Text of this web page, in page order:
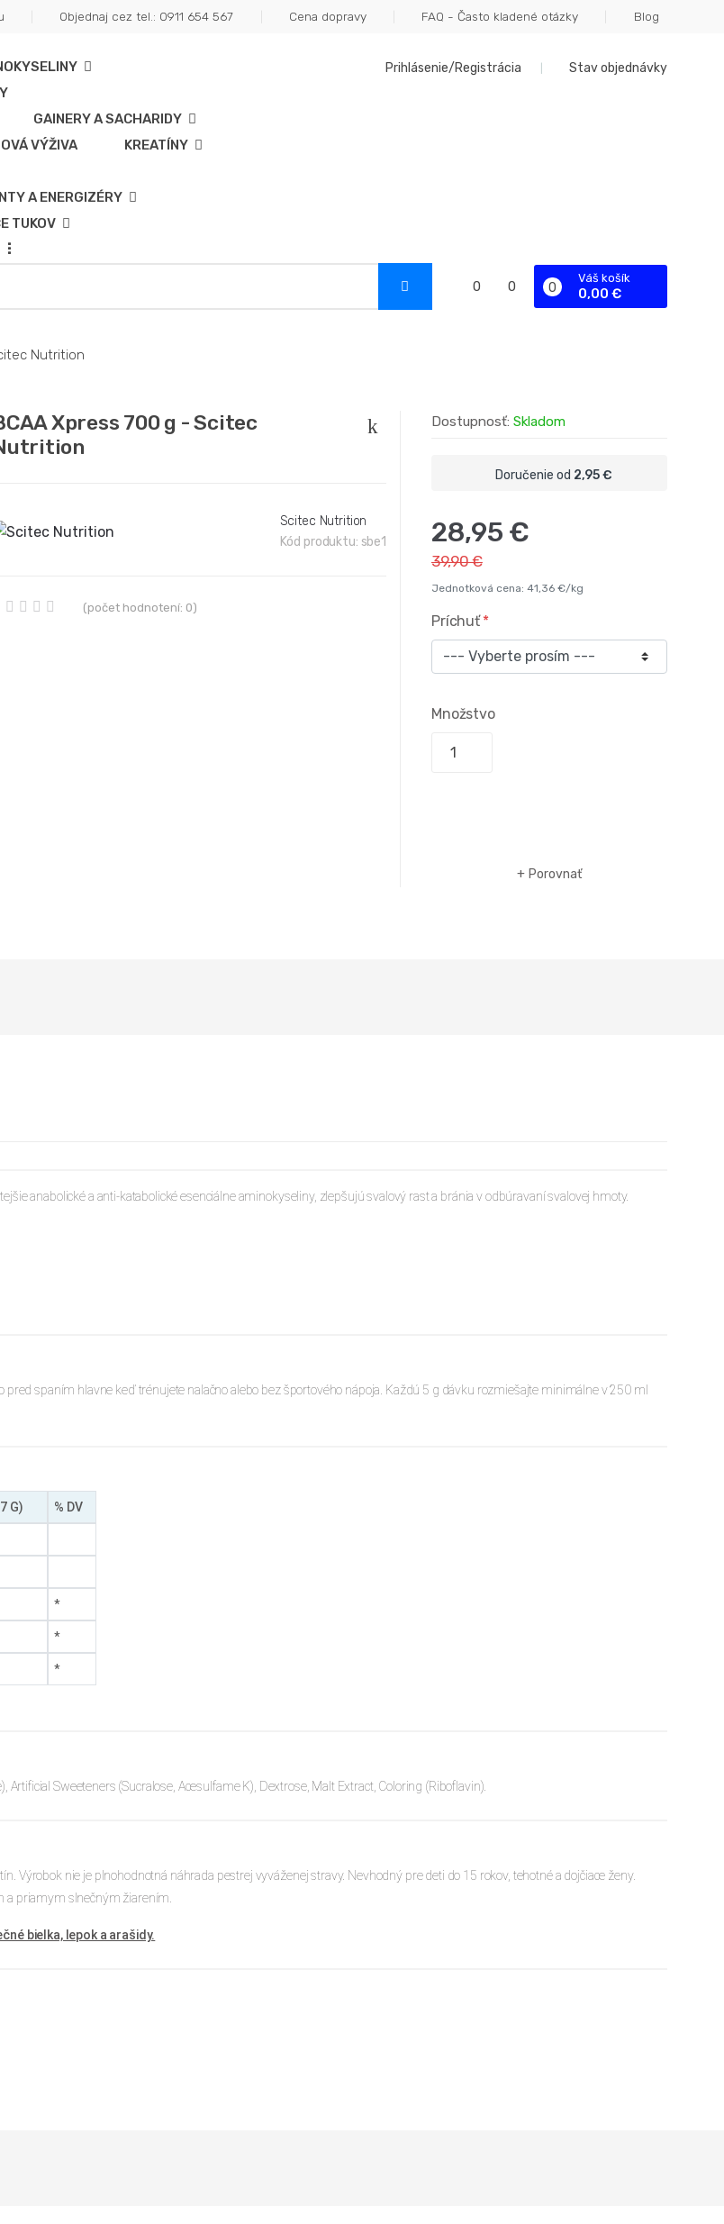
Objednaj cez tel.: 0911 654 567 Cena dopravy FAQ - Často kladené otázky Blog
GAINERY A SACHARIDY
VÝŽIVA
KREATÍNY
A ENERGIZÉRY
TUKOV
...
Prihlásenie/Registrácia Stav objednávky
0
0 0
Váš košík
0,00 €
Nutrition
Xpress 700 g - Scitec
Scitec Nutrition
Kód produktu: sbe1
(počet hodnotení: 0)
Dostupnosť: Skladom
Doručenie od 2,95 €
28,95 €
39,90 €
Jednotková cena: 41,36 €/kg
Príchuť
Množstvo
Porovnať
anabolické a anti-katabolické esenciálne aminokyseliny, zlepšujú svalový rast a bránia v odbúravaní svalovej hmoty.
spaním hlavne keď trénujete nalačno alebo bez športového nápoja. Každú 5 g dávku rozmiešajte minimálne v 250 ml
G) % DV
*
*
*
Artificial Sweeteners (Sucralose, Acesulfame K), Dextrose, Malt Extract, Coloring (Riboflavin).
Výrobok nie je plnohodnotná náhrada pestrej vyváženej stravy. Nevhodný pre deti do 15 rokov, tehotné a dojčiace ženy.
a priamym slnečným žiarením.
bielka, lepok a arašidy.